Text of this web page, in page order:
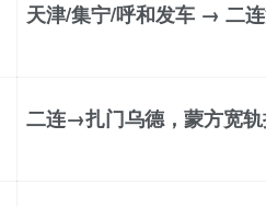
天津/集宁/呼和发车 → 二
二连→扎门乌德，蒙方宽